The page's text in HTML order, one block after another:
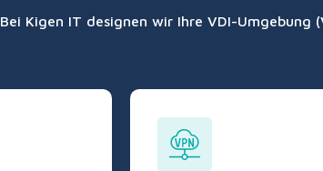
Bei Kigen IT designen wir Ihre VDI-